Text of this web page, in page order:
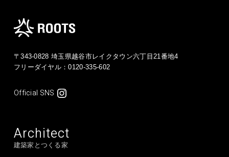
〒343-0828 埼玉県越谷市レイクタウン六丁目21番地4
フリーダイヤル：0120-335-602
Official SNS
Architect
建築家とつくる家